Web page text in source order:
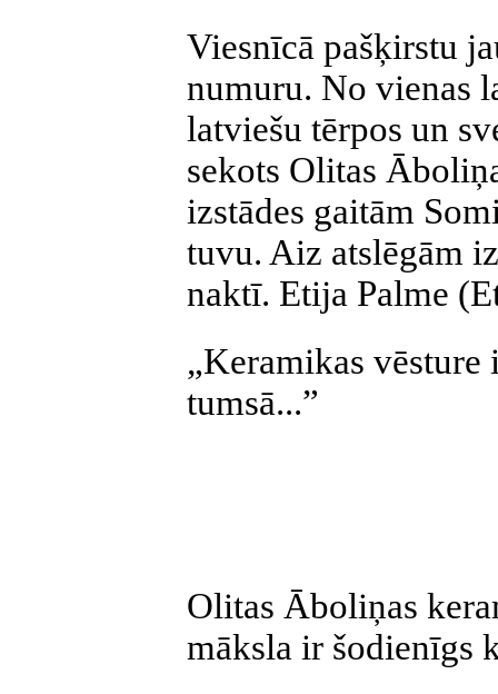
Viesnīcā pašķirstu
numuru. No vienas
latviešu tērpos un
sekots Olitas
izstādes gaitām
tuvu. Aiz atslēgām
naktī. Etija Palme
„Keramikas vēsture
tumsā...”
Olitas Āboliņas
māksla ir šodienīgs